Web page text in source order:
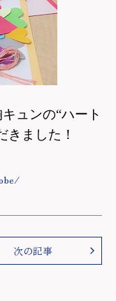
ュンの“ハート
きました！
次の記事